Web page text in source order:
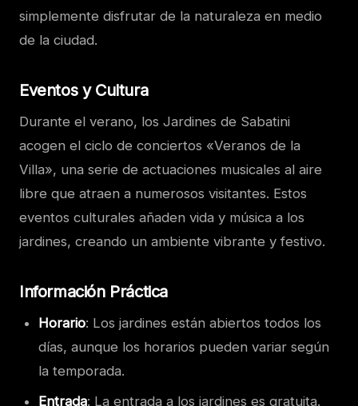
simplemente disfrutar de la naturaleza en medio
de la ciudad.
Eventos y Cultura
Durante el verano, los Jardines de Sabatini
acogen el ciclo de conciertos «Veranos de la
Villa», una serie de actuaciones musicales al aire
libre que atraen a numerosos visitantes. Estos
eventos culturales añaden vida y música a los
jardines, creando un ambiente vibrante y festivo.
Información Práctica
Horario: Los jardines están abiertos todos los
días, aunque los horarios pueden variar según
la temporada.
Entrada: La entrada a los jardines es gratuita.